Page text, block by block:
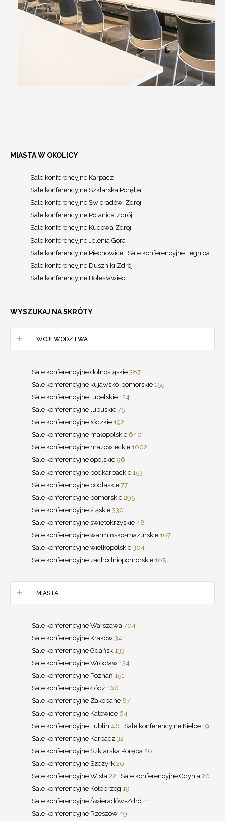
MIASTA W OKOLICY
Sale konferencyjne Karpacz
Sale konferencyjne Szklarska Poręba
Sale konferencyjne Świeradów-Zdrój
Sale konferencyjne Polanica Zdrój
Sale konferencyjne Kudowa Zdrój
Sale konferencyjne Jelenia Góra
Sale konferencyjne Piechowice
Sale konferencyjne Legnica
Sale konferencyjne Duszniki Zdrój
Sale konferencyjne Bolesławiec
WYSZUKAJ NA SKRÓTY
WOJEWÓDZTWA
Sale konferencyjne dolnośląskie 387
Sale konferencyjne kujawsko-pomorskie 155
Sale konferencyjne lubelskie 124
Sale konferencyjne lubuskie 75
Sale konferencyjne łódzkie 192
Sale konferencyjne małopolskie 640
Sale konferencyjne mazowieckie 1002
Sale konferencyjne opolskie 96
Sale konferencyjne podkarpackie 153
Sale konferencyjne podlaskie 77
Sale konferencyjne pomorskie 295
Sale konferencyjne śląskie 330
Sale konferencyjne świętokrzyskie 48
Sale konferencyjne warmińsko-mazurskie 167
Sale konferencyjne wielkopolskie 304
Sale konferencyjne zachodniopomorskie 165
MIASTA
Sale konferencyjne Warszawa 704
Sale konferencyjne Kraków 341
Sale konferencyjne Gdańsk 133
Sale konferencyjne Wrocław 134
Sale konferencyjne Poznań 151
Sale konferencyjne Łódź 100
Sale konferencyjne Zakopane 87
Sale konferencyjne Katowice 64
Sale konferencyjne Lublin 46 Sale konferencyjne Kielce 19
Sale konferencyjne Karpacz 32
Sale konferencyjne Szklarska Poręba 26
Sale konferencyjne Szczyrk 20
Sale konferencyjne Wisła 22 Sale konferencyjne Gdynia 20
Sale konferencyjne Kołobrzeg 19
Sale konferencyjne Świeradów-Zdrój 11
Sale konferencyjne Rzeszów 49